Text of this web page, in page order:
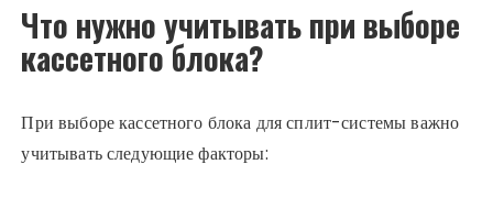
Что нужно учитывать при выборе
кассетного блока?
При выборе кассетного блока для сплит-системы важно
учитывать следующие факторы: